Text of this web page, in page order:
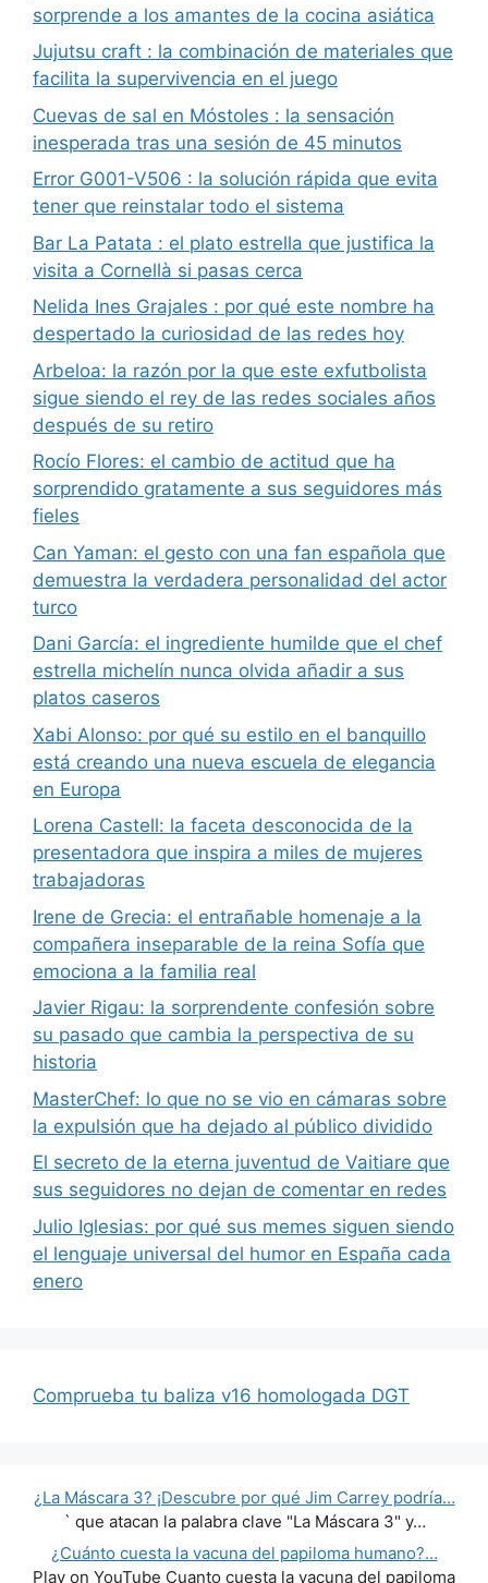
sorprende a los amantes de la cocina asiática
Jujutsu craft : la combinación de materiales que
facilita la supervivencia en el juego
Cuevas de sal en Móstoles : la sensación
inesperada tras una sesión de 45 minutos
Error G001-V506 : la solución rápida que evita
tener que reinstalar todo el sistema
Bar La Patata : el plato estrella que justifica la
visita a Cornellà si pasas cerca
Nelida Ines Grajales : por qué este nombre ha
despertado la curiosidad de las redes hoy
Arbeloa: la razón por la que este exfutbolista
sigue siendo el rey de las redes sociales años
después de su retiro
Rocío Flores: el cambio de actitud que ha
sorprendido gratamente a sus seguidores más
fieles
Can Yaman: el gesto con una fan española que
demuestra la verdadera personalidad del actor
turco
Dani García: el ingrediente humilde que el chef
estrella michelín nunca olvida añadir a sus
platos caseros
Xabi Alonso: por qué su estilo en el banquillo
está creando una nueva escuela de elegancia
en Europa
Lorena Castell: la faceta desconocida de la
presentadora que inspira a miles de mujeres
trabajadoras
Irene de Grecia: el entrañable homenaje a la
compañera inseparable de la reina Sofía que
emociona a la familia real
Javier Rigau: la sorprendente confesión sobre
su pasado que cambia la perspectiva de su
historia
MasterChef: lo que no se vio en cámaras sobre
la expulsión que ha dejado al público dividido
El secreto de la eterna juventud de Vaitiare que
sus seguidores no dejan de comentar en redes
Julio Iglesias: por qué sus memes siguen siendo
el lenguaje universal del humor en España cada
enero
Comprueba tu baliza v16 homologada DGT
¿La Máscara 3? ¡Descubre por qué Jim Carrey podría…
` que atacan la palabra clave "La Máscara 3" y…
¿Cuánto cuesta la vacuna del papiloma humano?…
Play on YouTube Cuanto cuesta la vacuna del papiloma